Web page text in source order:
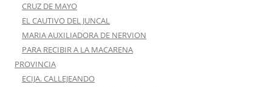
CRUZ DE MAYO
EL CAUTIVO DEL JUNCAL
MARIA AUXILIADORA DE NERVION
PARA RECIBIR A LA MACARENA
PROVINCIA
ECIJA. CALLEJEANDO